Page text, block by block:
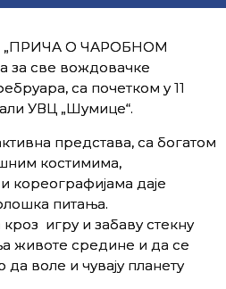
„ПРИЧА О ЧАРОБНОМ
за све вождовачке
са почетком у 11
УВЦ „Шумице“.
представа, са богатом
костимима,
кореографијама даје
питања.
игру и забаву стекну
животе средине и да се
воле и чувају планету